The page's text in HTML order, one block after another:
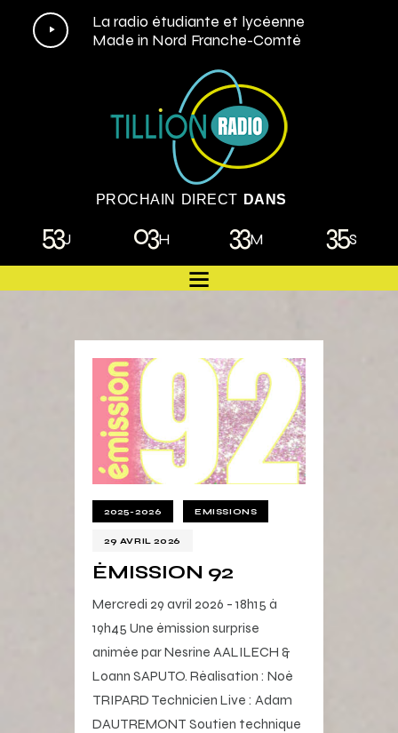
La radio étudiante et lycéenne
Made in Nord Franche-Comté
Lecteur
audio
PROCHAIN DIRECT DANS
53J 03H 33M 34S
2025-2026 EMISSIONS
29 AVRIL 2026
ÉMISSION 92
Mercredi 29 avril 2026 - 18h15 à
19h45 Une émission surprise
animée par Nesrine AALILECH &
Loann SAPUTO. Réalisation : Noé
TRIPARD Technicien Live : Adam
DAUTREMONT Soutien technique